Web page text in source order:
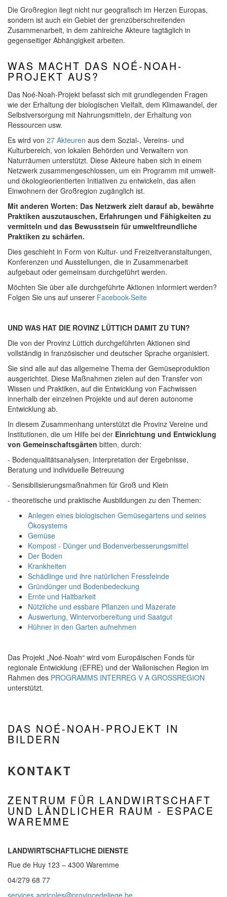
Die Großregion liegt nicht nur geografisch im Herzen Europas,
sondern ist auch ein Gebiet der grenzüberschreitenden
Zusammenarbeit, in dem zahlreiche Akteure tagtäglich in
gegenseitiger Abhängigkeit arbeiten.
WAS MACHT DAS NOÉ-NOAH-
PROJEKT AUS?
Das Noé-Noah-Projekt befasst sich mit grundlegenden Fragen
wie der Erhaltung der biologischen Vielfalt, dem Klimawandel, der
Selbstversorgung mit Nahrungsmitteln, der Erhaltung von
Ressourcen usw.
Es wird von 27 Akteuren aus dem Sozial-, Vereins- und
Kulturbereich, von lokalen Behörden und Verwaltern von
Naturräumen unterstützt. Diese Akteure haben sich in einem
Netzwerk zusammengeschlossen, um ein Programm mit umwelt-
und ökologieorientierten Initiativen zu entwickeln, das allen
Einwohnern der Großregion zugänglich ist.
Mit anderen Worten: Das Netzwerk zielt darauf ab, bewährte
Praktiken auszutauschen, Erfahrungen und Fähigkeiten zu
vermitteln und das Bewusstsein für umweltfreundliche
Praktiken zu schärfen.
Dies geschieht in Form von Kultur- und Freizeitveranstaltungen,
Konferenzen und Ausstellungen, die in Zusammenarbeit
aufgebaut oder gemeinsam durchgeführt werden.
Möchten Sie über alle durchgeführte Aktionen informiert werden?
Folgen Sie uns auf unserer Facebook-Seite
UND WAS HAT DIE ROVINZ LÜTTICH DAMIT ZU TUN?
Die von der Provinz Lüttich durchgeführten Aktionen sind
vollständig in französischer und deutscher Sprache organisiert.
Sie sind alle auf das allgemeine Thema der Gemüseproduktion
ausgerichtet. Diese Maßnahmen zielen auf den Transfer von
Wissen und Praktiken, auf die Entwicklung von Fachwissen
innerhalb der einzelnen Projekte und auf deren autonome
Entwicklung ab.
In diesem Zusammenhang unterstützt die Provinz Vereine und
Institutionen, die um Hilfe bei der Einrichtung und Entwicklung
von Gemeinschaftsgärten bitten, durch:
- Bodenqualitätsanalysen, Interpretation der Ergebnisse,
Beratung und individuelle Betreuung
- Sensibilisierungsmaßnahmen für Groß und Klein
- theoretische und praktische Ausbildungen zu den Themen:
Anlegen eines biologischen Gemüsegartens und seines
Ökosystems
Gemüse
Kompost - Dünger und Bodenverbesserungsmittel
Der Boden
Krankheiten
Schädlinge und ihre natürlichen Fressfeinde
Gründünger und Bodenbedeckung
Ernte und Haltbarkeit
Nützliche und essbare Pflanzen und Mazerate
Auswertung, Wintervorbereitung und Saatgut
Hühner in den Garten aufnehmen
Das Projekt „Noé-Noah“ wird vom Europäischen Fonds für
regionale Entwicklung (EFRE) und der Wallonischen Region im
Rahmen des PROGRAMMS INTERREG V A GROSSREGION
unterstützt.
DAS NOÉ-NOAH-PROJEKT IN
BILDERN
KONTAKT
ZENTRUM FÜR LANDWIRTSCHAFT
UND LÄNDLICHER RAUM - ESPACE
WAREMME
LANDWIRTSCHAFTLICHE DIENSTE
Rue de Huy 123 – 4300 Waremme
04/279 68 77
services.agricoles@provincedeliege.be